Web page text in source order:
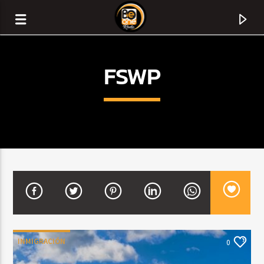
TITLE
ARTIST
FSWP
INMIGRACIÓN 0